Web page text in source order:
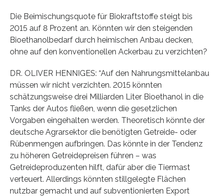
Die Beimischungsquote für Biokraftstoffe steigt bis
2015 auf 8 Prozent an. Könnten wir den steigenden
Bioethanolbedarf durch heimischen Anbau decken,
ohne auf den konventionellen Ackerbau zu verzichten?
DR. OLIVER HENNIGES: “Auf den Nahrungsmittelanbau
müssen wir nicht verzichten. 2015 könnten
schätzungsweise drei Milliarden Liter Bioethanol in die
Tanks der Autos fließen, wenn die gesetzlichen
Vorgaben eingehalten werden. Theoretisch könnte der
deutsche Agrarsektor die benötigten Getreide- oder
Rübenmengen aufbringen. Das könnte in der Tendenz
zu höheren Getreidepreisen führen – was
Getreideproduzenten hilft, dafür aber die Tiermast
verteuert. Allerdings könnten stillgelegte Flächen
nutzbar gemacht und auf subventionierten Export